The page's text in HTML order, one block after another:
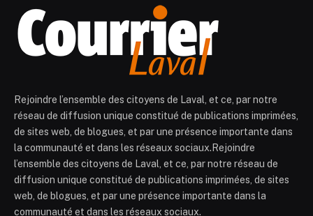
Rejoindre l’ensemble des citoyens de Laval, et ce, par notre
réseau de diffusion unique constitué de publications imprimées,
de sites web, de blogues, et par une présence importante dans
la communauté et dans les réseaux sociaux.Rejoindre
l’ensemble des citoyens de Laval, et ce, par notre réseau de
diffusion unique constitué de publications imprimées, de sites
web, de blogues, et par une présence importante dans la
communauté et dans les réseaux sociaux.